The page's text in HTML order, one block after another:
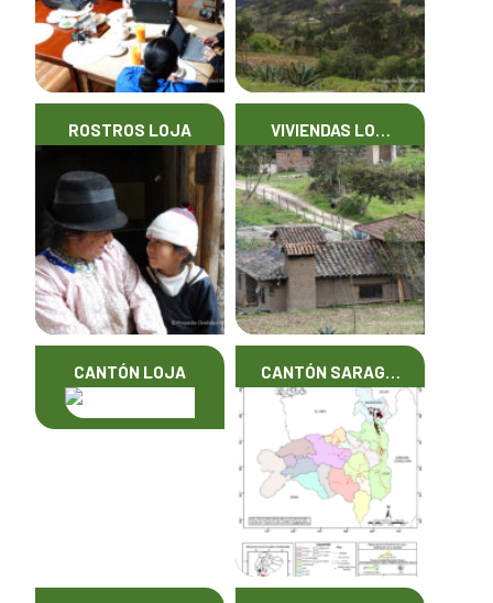
ROSTROS LOJA VIVIENDAS LO…
CANTÓN LOJA CANTÓN SARAG…